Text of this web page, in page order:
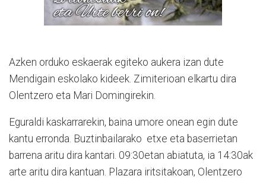
Azken orduko eskaerak egiteko aukera izan dute
Mendigain eskolako kideek. Zimiterioan elkartu dira
Olentzero eta Mari Domingirekin.
Eguraldi kaskarrarekin, baina umore onean egin dute
kantu erronda. Buztinbailarako etxe eta baserrietan
barrena aritu dira kantari. 09:30etan abiatuta, ia 14:30ak
arte aritu dira kantuan. Plazara iritsitakoan, Olentzero